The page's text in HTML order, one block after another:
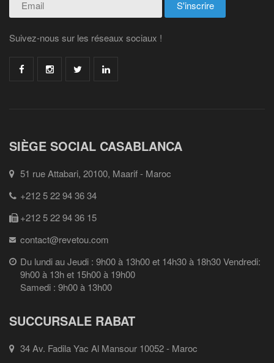
Suivez-nous sur les réseaux sociaux !
SIÈGE SOCIAL CASABLANCA
51 rue Attabari, 20100, Maarif - Maroc
+212 5 22 94 36 34
+212 5 22 94 36 15
contact@revetou.com
Du lundi au Jeudi : 9h00 à 13h00 et 14h30 à 18h30 Vendredi:
9h00 à 13h et 15h00 à 19h00
Samedi : 9h00 à 13h00
SUCCURSALE RABAT
34 Av. Fadila Yac Al Mansour 10052 - Maroc